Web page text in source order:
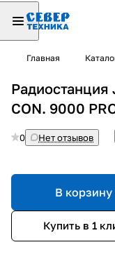
Главная
Радиостанция
CON. 9000
0 Нет отзывов
В корзину
Купить в 1